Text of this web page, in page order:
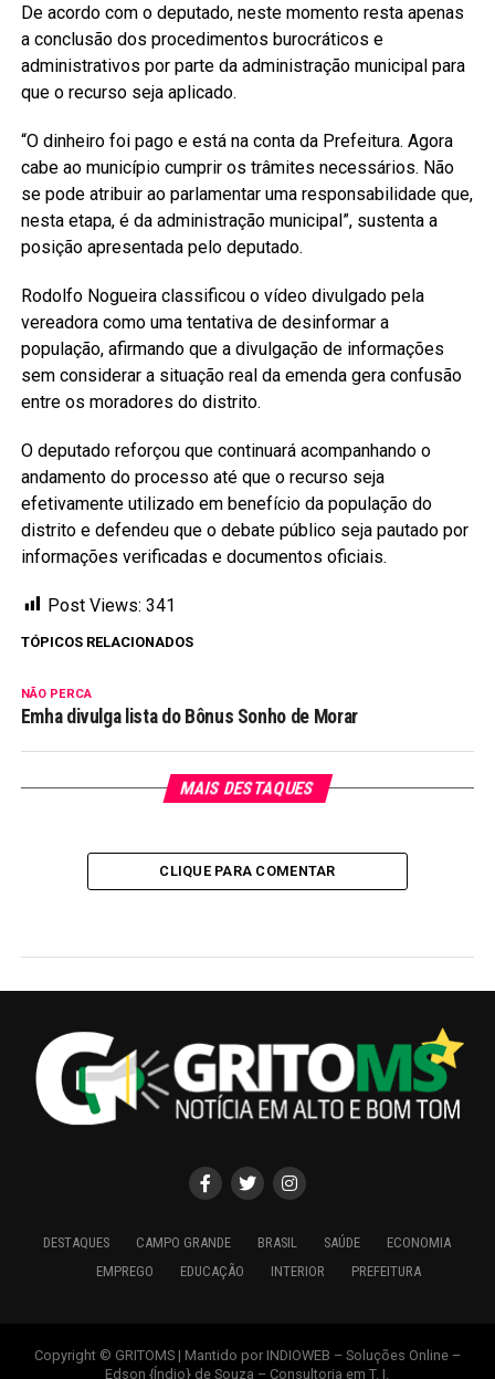
De acordo com o deputado, neste momento resta apenas
a conclusão dos procedimentos burocráticos e
administrativos por parte da administração municipal para
que o recurso seja aplicado.
“O dinheiro foi pago e está na conta da Prefeitura. Agora
cabe ao município cumprir os trâmites necessários. Não
se pode atribuir ao parlamentar uma responsabilidade que,
nesta etapa, é da administração municipal”, sustenta a
posição apresentada pelo deputado.
Rodolfo Nogueira classificou o vídeo divulgado pela
vereadora como uma tentativa de desinformar a
população, afirmando que a divulgação de informações
sem considerar a situação real da emenda gera confusão
entre os moradores do distrito.
O deputado reforçou que continuará acompanhando o
andamento do processo até que o recurso seja
efetivamente utilizado em benefício da população do
distrito e defendeu que o debate público seja pautado por
informações verificadas e documentos oficiais.
Post Views: 341
TÓPICOS RELACIONADOS
NÃO PERCA
Emha divulga lista do Bônus Sonho de Morar
MAIS DESTAQUES
CLIQUE PARA COMENTAR
DESTAQUES CAMPO GRANDE BRASIL SAÚDE
ECONOMIA
EMPREGO
EDUCAÇÃO INTERIOR PREFEITURA
Copyright © GRITOMS | Mantido por INDIOWEB – Soluções Online –
Edson {Índio} de Souza – Consultoria em T. I.